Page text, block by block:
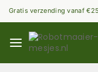
Gratis verzending vanaf